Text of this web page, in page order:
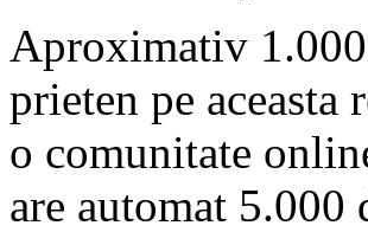
Aproximativ 1.000
prieten pe aceasta
o comunitate
are automat 5.000